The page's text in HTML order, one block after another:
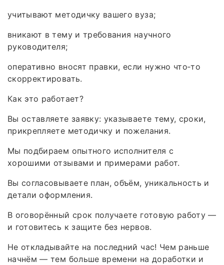
учитывают методичку вашего вуза;
вникают в тему и требования научного
руководителя;
оперативно вносят правки, если нужно что‑то
скорректировать.
Как это работает?
Вы оставляете заявку: указываете тему, сроки,
прикрепляете методичку и пожелания.
Мы подбираем опытного исполнителя с
хорошими отзывами и примерами работ.
Вы согласовываете план, объём, уникальность и
детали оформления.
В оговорённый срок получаете готовую работу —
и готовитесь к защите без нервов.
Не откладывайте на последний час! Чем раньше
начнём — тем больше времени на доработки и